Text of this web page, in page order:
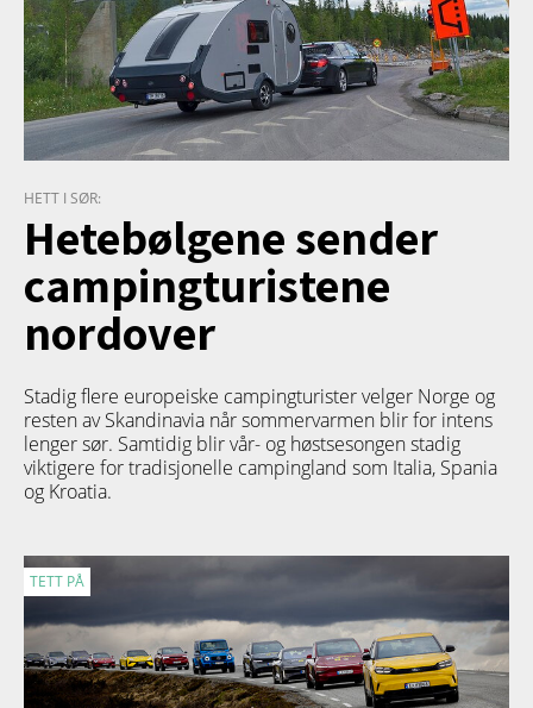
HETT I SØR:
Hetebølgene sender
campingturistene
nordover
Stadig flere europeiske campingturister velger Norge og
resten av Skandinavia når sommervarmen blir for intens
lenger sør. Samtidig blir vår- og høstsesongen stadig
viktigere for tradisjonelle campingland som Italia, Spania
og Kroatia.
TETT PÅ